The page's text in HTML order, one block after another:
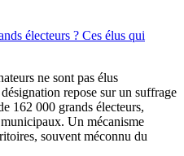
électeurs ? Ces élus qui
ne sont pas élus
repose sur un suffrage
162 000 grands électeurs,
Un mécanisme
souvent méconnu du